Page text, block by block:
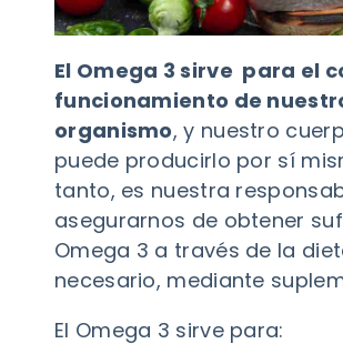
El Omega 3 sirve para el
funcionamiento de
organismo, y nuestro
puede producirlo por sí
tanto, es nuestra
asegurarnos de obtener
Omega 3 a través de la
necesario, mediante
El Omega 3 sirve para: